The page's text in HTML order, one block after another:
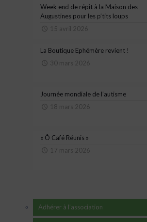
Week end de répit à la Maison des
Augustines pour les p’tits loups
15 avril 2026
La Boutique Ephémère revient !
30 mars 2026
Journée mondiale de l’autisme
18 mars 2026
« Ô Café Réunis »
17 mars 2026
Adhérer à l’association